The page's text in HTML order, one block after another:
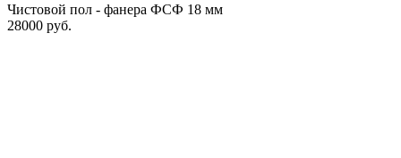
Чистовой пол - фанера ФСФ 18 мм
28000 руб.